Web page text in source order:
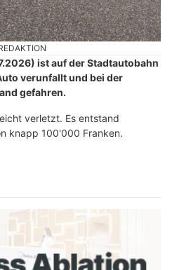
ist auf der Stadtautobahn
verunfallt und bei der
gefahren.
verletzt. Es entstand
knapp 100'000 Franken.